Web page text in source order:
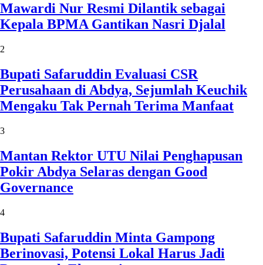
Mawardi Nur Resmi Dilantik sebagai
Kepala BPMA Gantikan Nasri Djalal
2
Bupati Safaruddin Evaluasi CSR
Perusahaan di Abdya, Sejumlah Keuchik
Mengaku Tak Pernah Terima Manfaat
3
Mantan Rektor UTU Nilai Penghapusan
Pokir Abdya Selaras dengan Good
Governance
4
Bupati Safaruddin Minta Gampong
Berinovasi, Potensi Lokal Harus Jadi